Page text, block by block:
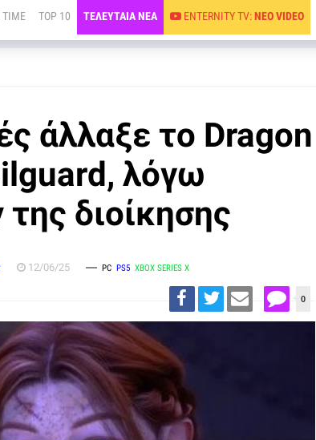
TIME TOP 10 ΤΕΛΕΥΤΑΙΑ ΝΕΑ ENTERNITY TV:ΝΕΟ VIDEO
άλλαξε το Dragon
λόγω
διοίκησης
12/06/25 PC PS5 XBOX SERIES X
0